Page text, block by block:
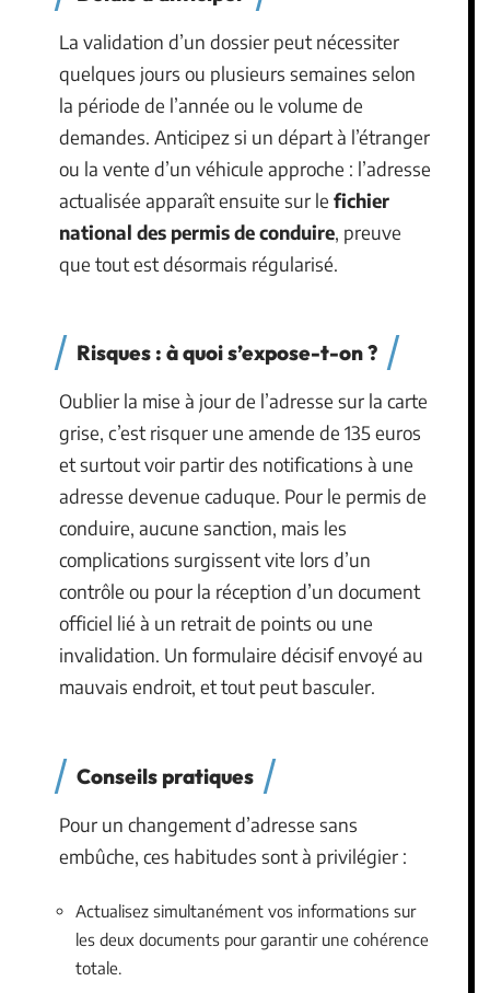
La validation d’un dossier peut nécessiter
quelques jours ou plusieurs semaines selon
la période de l’année ou le volume de
demandes. Anticipez si un départ à l’étranger
ou la vente d’un véhicule approche : l’adresse
actualisée apparaît ensuite sur le fichier
national des permis de conduire, preuve
que tout est désormais régularisé.
Risques : à quoi s’expose-t-on ?
Oublier la mise à jour de l’adresse sur la carte
grise, c’est risquer une amende de 135 euros
et surtout voir partir des notifications à une
adresse devenue caduque. Pour le permis de
conduire, aucune sanction, mais les
complications surgissent vite lors d’un
contrôle ou pour la réception d’un document
officiel lié à un retrait de points ou une
invalidation. Un formulaire décisif envoyé au
mauvais endroit, et tout peut basculer.
Conseils pratiques
Pour un changement d’adresse sans
embûche, ces habitudes sont à privilégier :
Actualisez simultanément vos informations sur
les deux documents pour garantir une cohérence
totale.